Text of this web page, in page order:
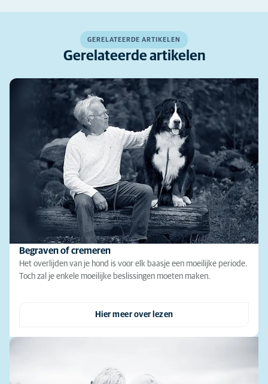
GERELATEERDE ARTIKELEN
Gerelateerde artikelen
Begraven of cremeren
Het overlijden van je hond is voor elk baasje een moeilijke periode.
Toch zal je enkele moeilijke beslissingen moeten maken.
Hier meer over lezen